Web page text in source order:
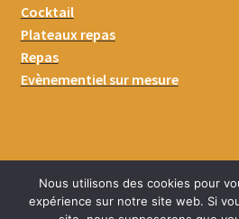
Cocktail
Plateaux repas
Repas
Evènementiel sur mesure
Nous utilisons des cookies pour
expérience sur notre site web. Si